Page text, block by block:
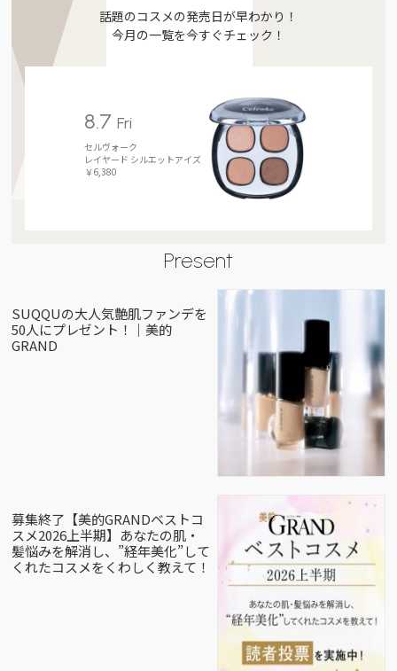
話題のコスメの発売日が早わかり！
今月の一覧を今すぐチェック！
8.7Fri
セルヴォーク
レイヤード シルエットアイズ
￥6,380
Present
SUQQUの大人気艶肌ファンデを
50人にプレゼント！｜美的
GRAND
募集終了【美的GRANDベストコ
スメ2026上半期】あなたの肌・
髪悩みを解消し、”経年美化”して
くれたコスメをくわしく教えて！